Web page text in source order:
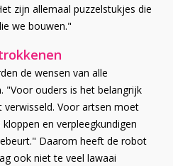
zijn allemaal puzzelstukjes die
we bouwen."
de wensen van alle
"Voor ouders is het belangrijk
Voor artsen moet
en verpleegkundigen
Daarom heeft de robot
ook niet te veel lawaai